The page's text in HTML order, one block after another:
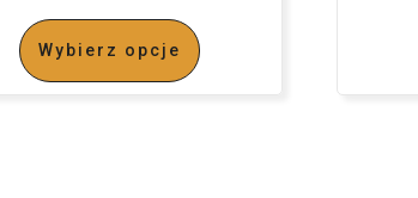
Wybierz opcje